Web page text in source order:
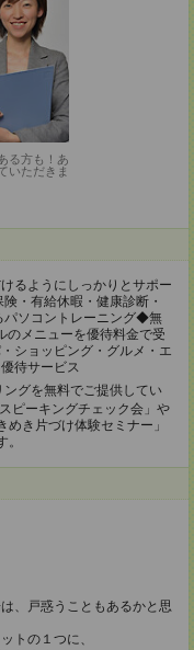
る方も！あ
いただきま
るようにしっかりとサポー
・有給休暇・健康診断・
パソコントレーニング◆無
メニューを優待料金で受
ショッピング・グルメ・エ
待サービス
グを無料でご提供してい
ピーキングチェック会」や
めき片づけ体験セミナー」
、戸惑うこともあるかと思
トの１つに、